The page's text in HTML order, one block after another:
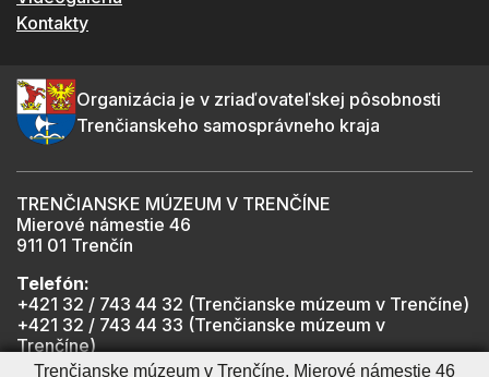
Kontakty
Organizácia je v zriaďovateľskej pôsobnosti
Trenčianskeho samosprávneho kraja
TRENČIANSKE MÚZEUM V TRENČÍNE
Mierové námestie 46
911 01 Trenčín
Telefón:
+421 32 / 743 44 32 (Trenčianske múzeum v Trenčíne)
+421 32 / 743 44 33 (Trenčianske múzeum v
Trenčíne)
+421 901 918 825 (Trenčiansky hrad - informátor -
Trenčianske múzeum v Trenčíne, Mierové námestie 46